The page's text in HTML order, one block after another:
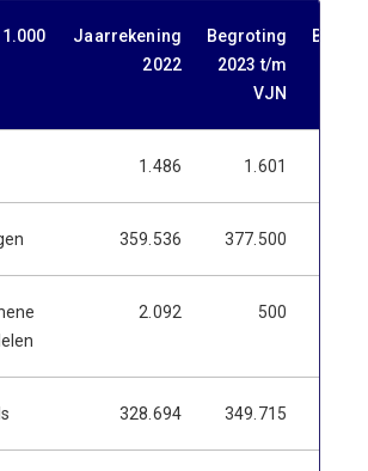
Jaarrekening
2022
Begroting
2023 t/m
VJN
1.486 1.601
359.536 377.500
2.092 500
328.694 349.715